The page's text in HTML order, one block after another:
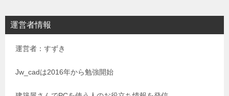
ビ
ゲ
運営者情報
運営者：すずき
Jw_cadは2016年から勉強開始